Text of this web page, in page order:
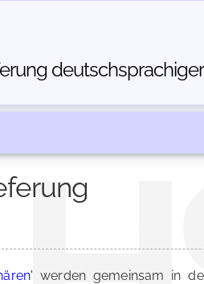
werden gemeinsam in